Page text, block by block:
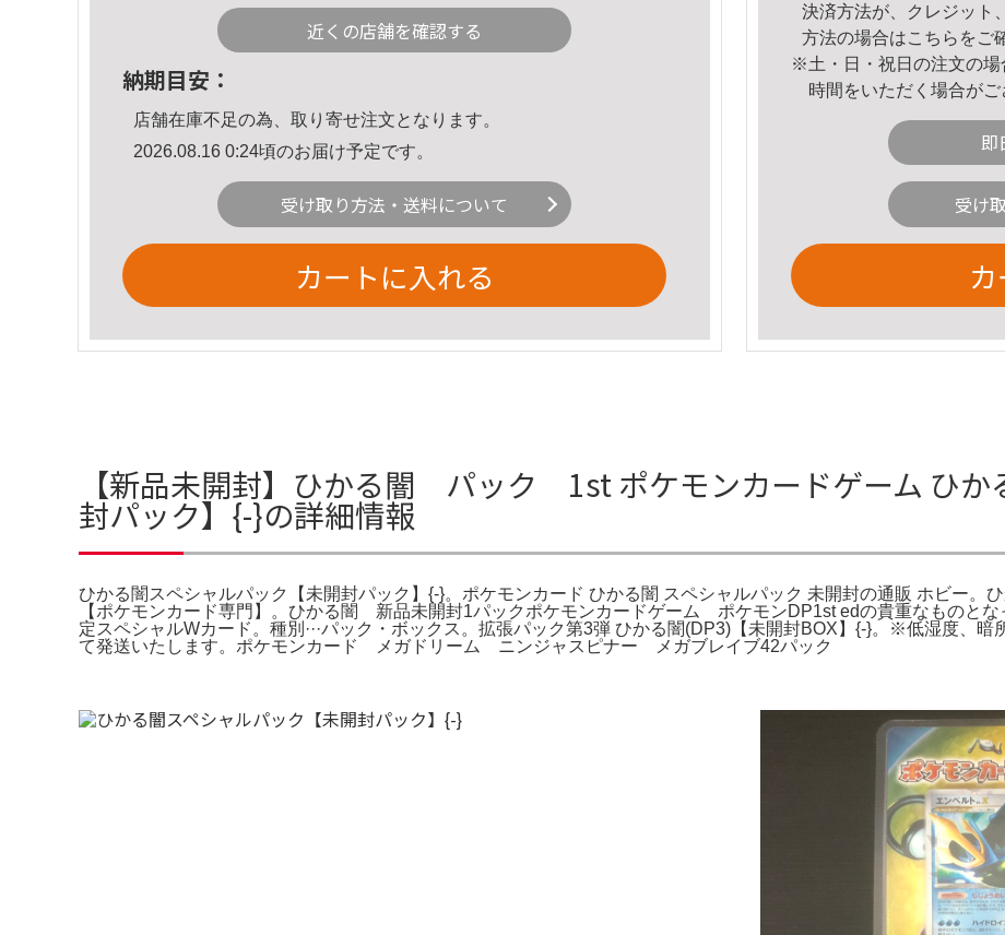
近くの店舗を確認する
納期目安：
店舗在庫不足の為、取り寄せ注文となります。
2026.08.16 0:24頃のお届け予定です。
受け取り方法・送料について
カートに入れる
決済方法が、クレジット
方法の場合はこちら をご
※土・日・祝日の注文の場
時間をいただく場合がご
即
受け
【新品未開封】ひかる闇 パック 1st ポケモンカードゲーム ひか
封パック】{-}の詳細情報
ひかる闇スペシャルパック【未開封パック】{-}。ポケモンカード ひかる闇 スペシャルパック 未開封の通販 ホビー。
【ポケモンカード専門】。ひかる闇 新品未開封1パックポケモンカードゲーム ポケモンDP1st edの貴重なものと
定スペシャルWカード。種別···パック・ボックス。拡張パック第3弾 ひかる闇(DP3)【未開封BOX】{-}。※低湿度、
て発送いたします。ポケモンカード メガドリーム ニンジャスピナー メガブレイブ42パック